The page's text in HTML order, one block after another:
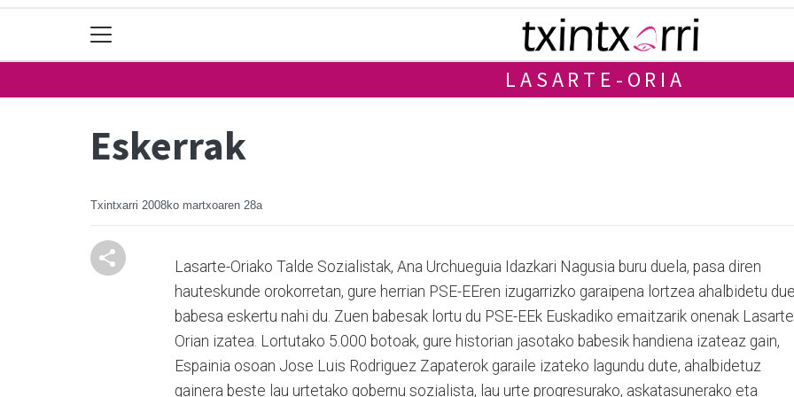
LASARTE-ORIA
Eskerrak
Txintxarri 2008ko martxoaren 28a
Lasarte-Oriako Talde Sozialistak, Ana Urchueguia Idazkari Nagusia buru duela, pasa diren
hauteskunde orokorretan, gure herrian PSE-EEren izugarrizko garaipena lortzea ahalbidetu
babesa eskertu nahi du. Zuen babesak lortu du PSE-EEk Euskadiko emaitzarik onenak
Orian izatea. Lortutako 5.000 botoak, gure historian jasotako babesik handiena izateaz gain,
Espainia osoan Jose Luis Rodriguez Zapaterok garaile izateko lagundu dute, ahalbidetuz
gainera beste lau urtetako gobernu sozialista, lau urte progresurako, askatasunerako eta